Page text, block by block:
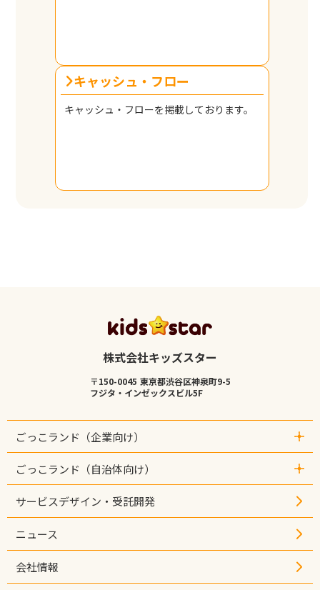
キャッシュ・フロー
キャッシュ・フローを掲載しております。
株式会社キッズスター
〒150-0045 東京都渋谷区神泉町9-5
フジタ・インゼックスビル5F
ごっこランド（企業向け）
- ごっこランド（企業向け）トップ
- 取り組み実績
- 出店企業
- パビリオン一覧
- 出店事例インタビュー
- セミナー情報
ごっこランド（自治体向け）
- ジモトガイド（自治体向け）
- ジモトガイド一覧
- 自治体ご担当者インタビュー
サービスデザイン・受託開発
ニュース
会社情報